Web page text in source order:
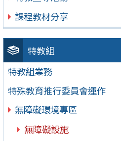
課程教材分享
特教組
特教組業務
特殊教育推行委員會運作
無障礙環境專區
無障礙設施